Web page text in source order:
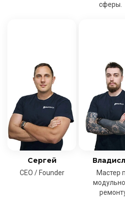
сферы.
Сергей
CEO / Founder
Мастер